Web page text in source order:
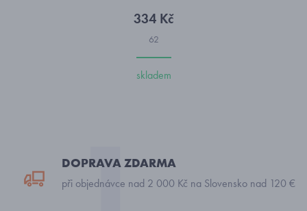
334 Kč
62
skladem
DOPRAVA ZDARMA
při objednávce nad 2 000 Kč na Slovensko nad 120 €